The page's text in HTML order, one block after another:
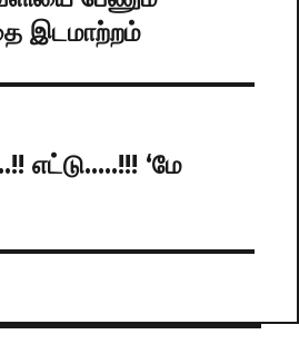
இடமாற்றம்
எட்டு…..!!! ‘மே